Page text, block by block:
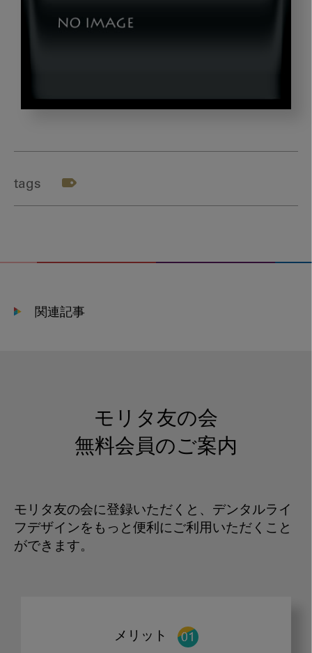
02
tags
関連記事
モリタ友の会
無料会員のご案内
モリタ友の会に登録いただくと、デンタルライ
フデザインをもっと便利にご利用いただくこと
ができます。
メリット